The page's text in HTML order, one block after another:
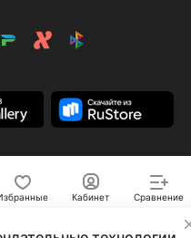
Кабинет Сравнение